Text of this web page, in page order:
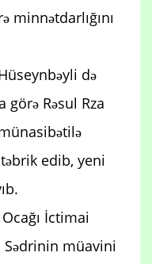
minnətdarlığını
də
Rəsul Rza
edib, yeni
İctimai
müavini